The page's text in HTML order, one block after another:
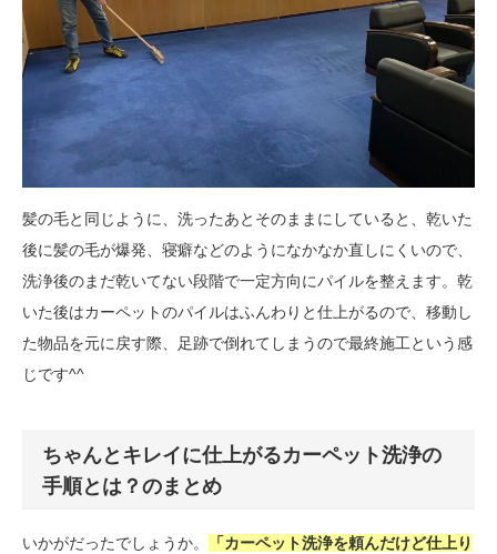
髪の毛と同じように、洗ったあとそのままにしていると、乾いた
後に髪の毛が爆発、寝癖などのようになかなか直しにくいので、
洗浄後のまだ乾いてない段階で一定方向にパイルを整えます。乾
いた後はカーペットのパイルはふんわりと仕上がるので、移動し
た物品を元に戻す際、足跡で倒れてしまうので最終施工という感
じです^^
ちゃんとキレイに仕上がるカーペット洗浄の
手順とは？のまとめ
いかがだったでしょうか。
「カーペット洗浄を頼んだけど仕上り